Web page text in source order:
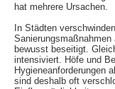
hat mehrere Ursachen.
In Städten
bewusst beseitigt.
intensiviert. Höfe und
Hygieneanforderungen
sind deshalb oft